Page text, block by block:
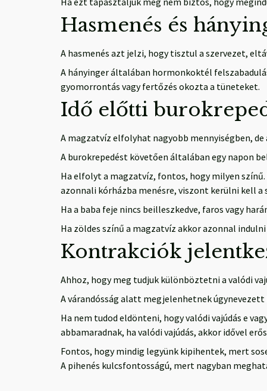
Hasmenés és
A hasmenés azt jelzi, hogy tisztul a szervezet,
A hányinger általában hormonkoktél
gyomorrontás vagy fertőzés okozta a tüneteket.
Idő előtti
A magzatvíz elfolyhat nagyobb mennyiségben,
A burokrepedést követően általában egy napon
Ha elfolyt a magzatvíz, fontos, hogy milyen színű.
azonnali kórházba menésre, viszont kerülni kell a
Ha a baba feje nincs beilleszkedve, faros vagy
Ha zöldes színű a magzatvíz akkor azonnal
Kontrakciók
Ahhoz, hogy meg tudjuk különböztetni a valódi
A várandósság alatt megjelenhetnek úgynevezett
Ha nem tudod eldönteni, hogy valódi vajúdás e
abbamaradnak, ha valódi vajúdás, akkor idővel
Fontos, hogy mindig legyünk kipihentek, mert
A pihenés kulcsfontosságú, mert nagyban